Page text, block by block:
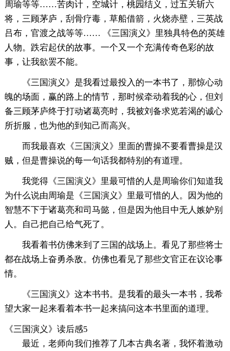
周瑜等等……苦肉计，空城计，桃园结义，过五关斩六
将，三顾茅庐，刮骨疗毒，草船借箭，火烧赤壁，三英战
吕布，官渡之战等等…… 《三国演义》里独具特色的英雄
人物。跌宕起伏的故事。一个又一个充满传奇色彩的故
事，让我欲罢不能。
《三国演义》是我看过最投入的一本书了，那惊心动
魄的场面，赢的路上的情节，那时候牵动着我的心，但刘
备三顾茅庐终于打动诸葛亮时，我被刘备求览若渴的诚心
所折服，也为他的到知己而高兴。
而我最喜欢《三国演义》里面的曹操不要看曹操是汉
贼，但是曹操说的每一句话我都特别的有道理。
我觉得《三国演义》里最可惜的人是周瑜你们知道我
为什么说由周瑜是《三国演义》里最可惜的人。因为他的
智慧不下于诸葛亮和司马懿，但是因为他目中无人嫉妒别
人。自己把自己给气死了。
我看着书仿佛来到了三国的战场上。看见了那些将士
都在战场上奋勇杀敌。仿佛也看见了那些文官正在议论事
情。
《三国演义》这本书书。是我看的最头一本书，我希
望大家一起来看着本书一起来搞问这本书里面的道理。
《三国演义》读后感5
最近，老师向我们推荐了几本古典名著，我怀着激动